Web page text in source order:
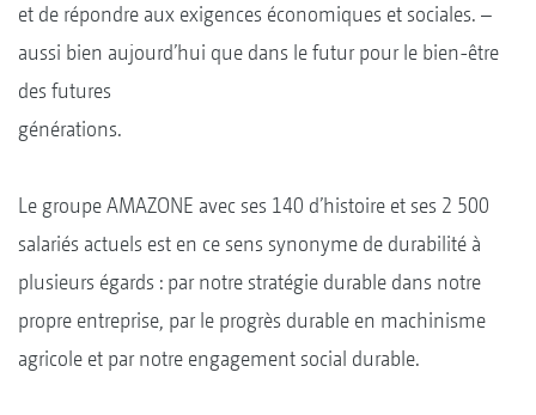
et de répondre aux exigences économiques et sociales. –
aussi bien aujourd’hui que dans le futur pour le bien-être
des futures
générations.
Le groupe AMAZONE avec ses 140 d’histoire et ses 2 500
salariés actuels est en ce sens synonyme de durabilité à
plusieurs égards : par notre stratégie durable dans notre
propre entreprise, par le progrès durable en machinisme
agricole et par notre engagement social durable.